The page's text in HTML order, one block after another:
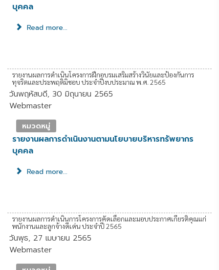
บุคคล
Read more...
รายงานผลการดำเนินโครงการฝึกอบรมเสริมสร้างวินัยและป้องกันการ
ทุจริตและประพฤติมิชอบ ประจำปีงบประมาณ พ.ศ. 2565
วันพฤหัสบดี, 30 มิถุนายน 2565
Webmaster
หมวดหมู่
รายงานผลการดำเนินงานตามนโยบายบริหารทรัพยากร
บุคคล
Read more...
รายงานผลการดำเนินการโครงการคัดเลือกและมอบประกาศเกียรติคุณแก่
พนักงานและลูกจ้างดีเด่น ประจำปี 2565
วันพุธ, 27 เมษายน 2565
Webmaster